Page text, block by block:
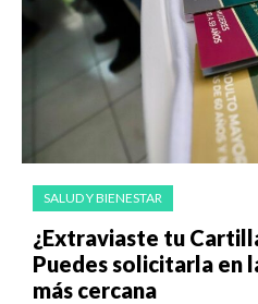
SALUD Y BIENESTAR
¿Extraviaste tu
Puedes solicitarla en
más cercana